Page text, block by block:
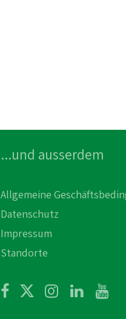
...und ausserdem
Allgemeine
Datenschutz
Impressum
Standorte